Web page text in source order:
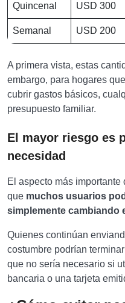
Quincenal USD 300
Semanal USD 200
A primera vista, estas
embargo, para hogares
cubrir gastos básicos,
presupuesto familiar.
El mayor riesgo es
necesidad
El aspecto más
que muchos usuarios
simplemente cambiando
Quienes continúan
costumbre podrían
que no sería necesario si
bancaria o una tarjeta